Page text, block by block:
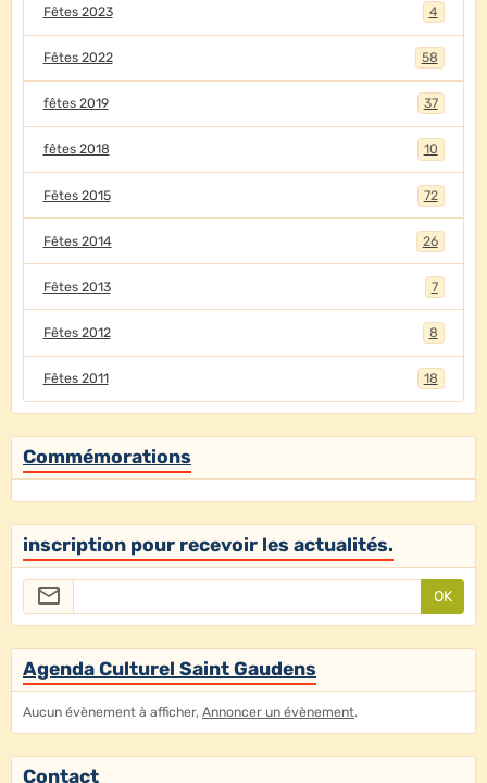
Fêtes 2023 4
Fêtes 2022 58
fêtes 2019 37
fêtes 2018 10
Fêtes 2015 72
Fêtes 2014 26
Fêtes 2013 7
Fêtes 2012 8
Fêtes 2011 18
Commémorations
inscription pour recevoir les actualités.
OK
Agenda Culturel Saint Gaudens
Aucun évènement à afficher, Annoncer un évènement.
Contact